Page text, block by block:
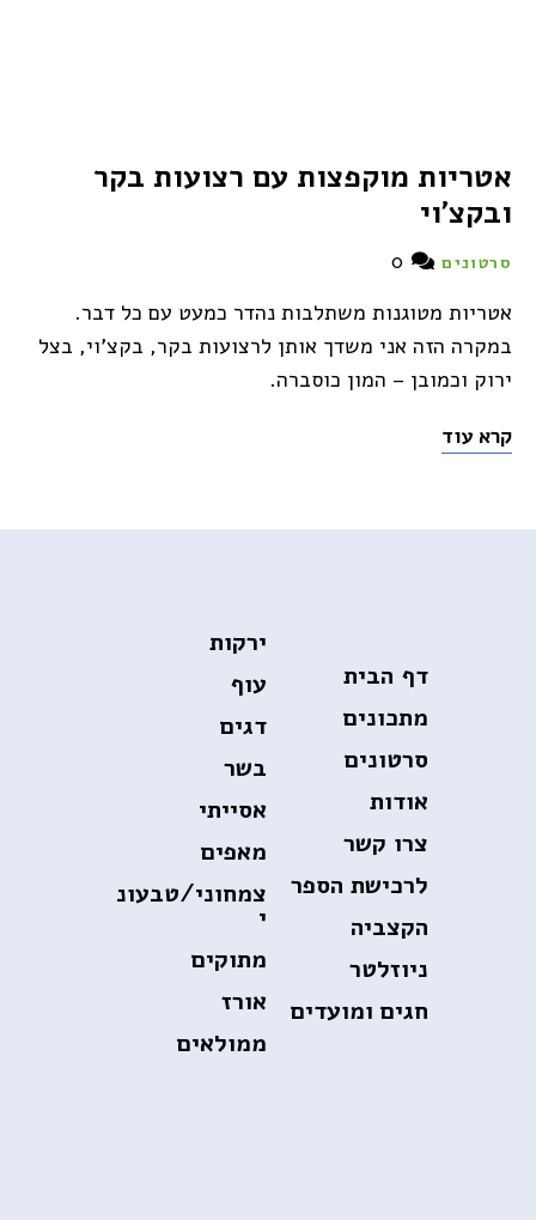
אטריות מוקפצות עם רצועות בקר
ובקצ'וי
סרטונים 0
אטריות מטוגנות משתלבות נהדר כמעט עם כל דבר.
במקרה הזה אני משדך אותן לרצועות בקר, בקצ'וי, בצל
ירוק וכמובן – המון כוסברה.
קרא עוד
דף הבית
מתכונים
סרטונים
אודות
צרו קשר
לרכישת הספר
הקצביה
ניוזלטר
חגים ומועדים
ירקות
עוף
דגים
בשר
אסייתי
מאפים
צמחוני/טבעונ
י
מתוקים
אורז
ממולאים